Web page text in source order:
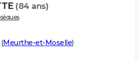
(84 ans)
(Meurthe-et-Moselle)